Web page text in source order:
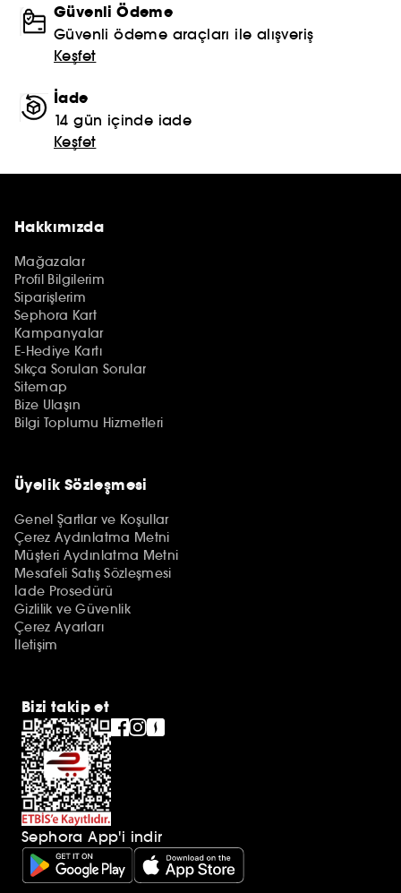
Güvenli Ödeme
Güvenli ödeme araçları ile alışveriş
Keşfet
İade
14 gün içinde iade
Keşfet
Hakkımızda
Mağazalar
Profil Bilgilerim
Siparişlerim
Sephora Kart
Kampanyalar
E-Hediye Kartı
Sıkça Sorulan Sorular
Sitemap
Bize Ulaşın
Bilgi Toplumu Hizmetleri
Üyelik Sözleşmesi
Genel Şartlar ve Koşullar
Çerez Aydınlatma Metni
Müşteri Aydınlatma Metni
Mesafeli Satış Sözleşmesi
İade Prosedürü
Gizlilik ve Güvenlik
Çerez Ayarları
İletişim
Bizi takip et
Sephora App'i indir